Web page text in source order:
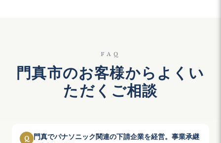
FAQ
門真市のお客様からよくい
ただくご相談
Q
門真でパナソニック関連の下請企業を経営。事業承継